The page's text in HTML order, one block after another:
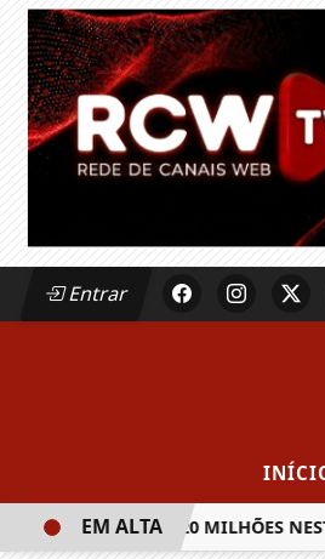
Entrar
PRÊMIO DE R$ 20 MILHÕES NESTE
EM ALTA